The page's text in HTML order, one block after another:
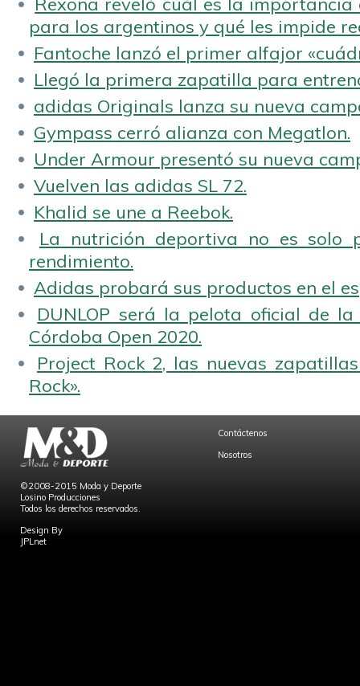
para los argentinos y qué les impide
Fantoche lanzó el primer alfajor
Llegó la primera zapatilla para
adidas Originals lanza su nueva
Gympass cerró alianza con Megatlon.
Under Armour presentó su nueva
Vuelven las adidas SL 72.
Khalid se une a Reebok.
La nutrición deportiva no es solo
rendimiento.
Adidas probará sus productos en el
DUNLOP será la pelota oficial de
Córdoba Open 2020.
Project Rock 2, las nuevas
Rock».
©2008-2015 Moda y Deporte
Losino Producciones
Todos los derechos reservados.
Design By
JPLnet
Contáctenos
Nosotros